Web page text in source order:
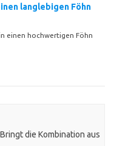
langlebigen Föhn
einen hochwertigen Föhn
Bringt die Kombination aus